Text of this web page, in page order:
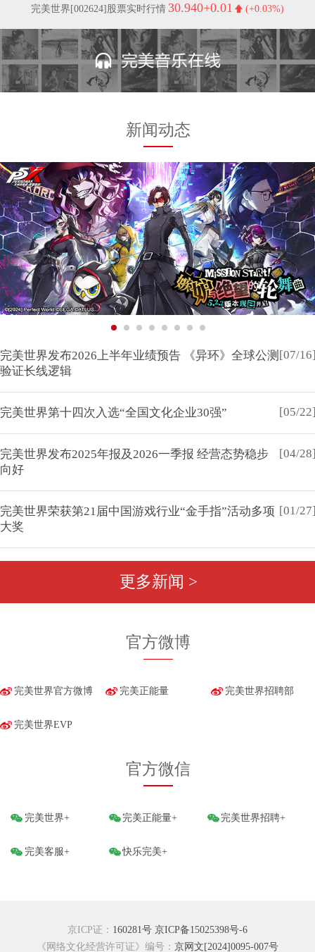
完美世界[002624]股票实时行情 30.940+0.01 (+0.03%)
新闻动态
[07/
完美世界发布2026上半年业绩预告 《异环》全球公测
验证长线逻辑
[05/
完美世界第十四次入选“全国文化企业30强”
[04/
完美世界发布2025年报及2026一季报 经营态势稳步
向好
[01/
完美世界荣获第21届中国游戏行业“金手指”活动多项
大奖
更多新闻 >
官方微博
完美世界官方微博 完美正能量 完美世界招聘部
完美世界EVP
官方微信
完美世界+ 完美正能量+ 完美世界招聘+
完美客服+ 快乐完美+
京ICP证： 160281号 京ICP备15025398号-6
《网络文化经营许可证》编号： 京网文[2024]0095-007号